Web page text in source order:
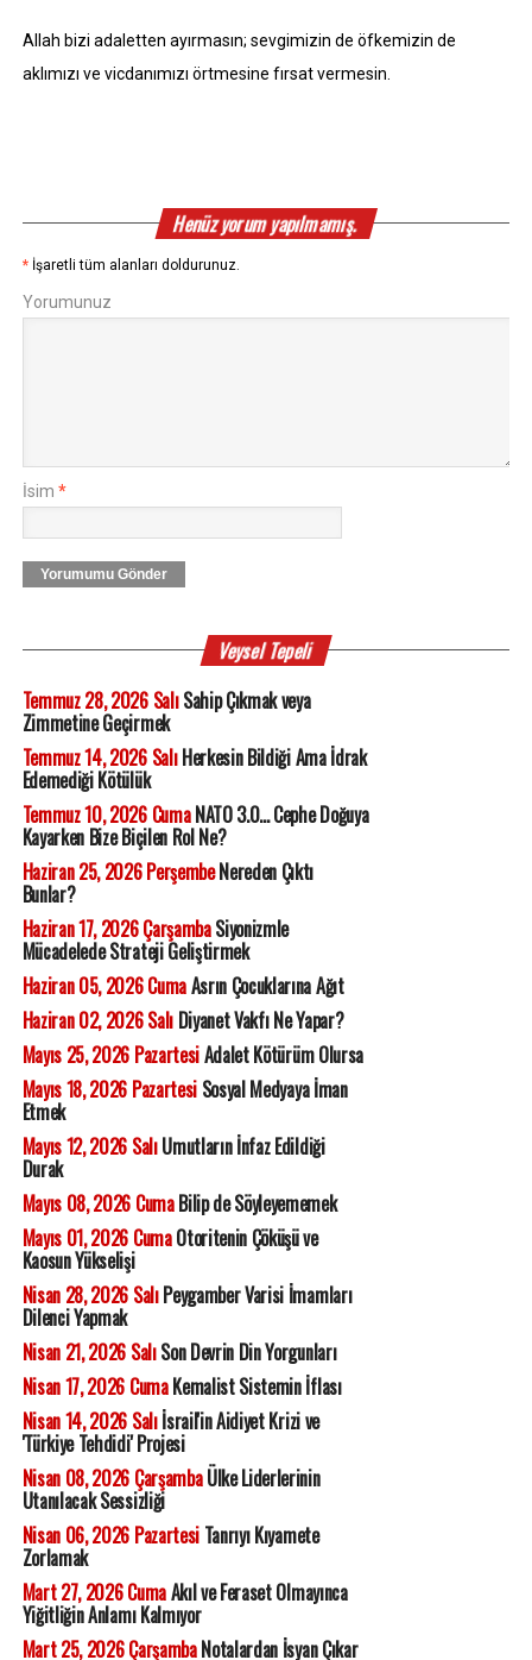
Allah bizi adaletten ayırmasın; sevgimizin de öfkemizin de
aklımızı ve vicdanımızı örtmesine fırsat vermesin.
Henüz yorum yapılmamış.
* İşaretli tüm alanları doldurunuz.
Yorumunuz
İsim *
Yorumumu Gönder
Veysel Tepeli
Temmuz 28, 2026 SalıSahip Çıkmak veya
Zimmetine Geçirmek
Temmuz 14, 2026 SalıHerkesin Bildiği Ama İdrak
Edemediği Kötülük
Temmuz 10, 2026 CumaNATO 3.0... Cephe Doğuya
Kayarken Bize Biçilen Rol Ne?
Haziran 25, 2026 PerşembeNereden Çıktı
Bunlar?
Haziran 17, 2026 ÇarşambaSiyonizmle
Mücadelede Strateji Geliştirmek
Haziran 05, 2026 CumaAsrın Çocuklarına Ağıt
Haziran 02, 2026 SalıDiyanet Vakfı Ne Yapar?
Mayıs 25, 2026 PazartesiAdalet Kötürüm Olursa
Mayıs 18, 2026 PazartesiSosyal Medyaya İman
Etmek
Mayıs 12, 2026 SalıUmutların İnfaz Edildiği
Durak
Mayıs 08, 2026 CumaBilip de Söyleyememek
Mayıs 01, 2026 CumaOtoritenin Çöküşü ve
Kaosun Yükselişi
Nisan 28, 2026 SalıPeygamber Varisi İmamları
Dilenci Yapmak
Nisan 21, 2026 SalıSon Devrin Din Yorgunları
Nisan 17, 2026 CumaKemalist Sistemin İflası
Nisan 14, 2026 Salıİsrail'in Aidiyet Krizi ve
'Türkiye Tehdidi' Projesi
Nisan 08, 2026 ÇarşambaÜlke Liderlerinin
Utanılacak Sessizliği
Nisan 06, 2026 PazartesiTanrıyı Kıyamete
Zorlamak
Mart 27, 2026 CumaAkıl ve Feraset Olmayınca
Yiğitliğin Anlamı Kalmıyor
Mart 25, 2026 ÇarşambaNotalardan İsyan Çıkar